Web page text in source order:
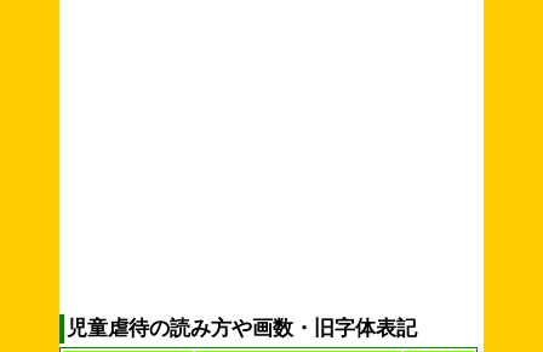
児童虐待の読み方や画数・旧字体表記